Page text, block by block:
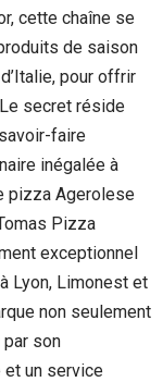
cette chaîne se
de saison
pour offrir
secret réside
faire
inégalée à
pizza Agerolese
Pizza
exceptionnel
Lyon, Limonest et
non seulement
son
et un service